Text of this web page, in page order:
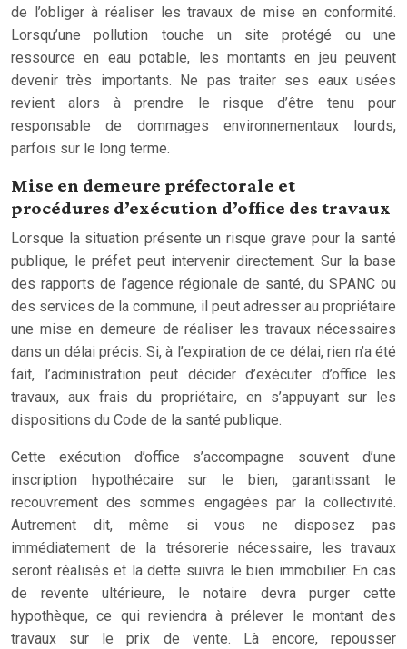
de l’obliger à réaliser les travaux de mise en conformité.
Lorsqu’une pollution touche un site protégé ou une
ressource en eau potable, les montants en jeu peuvent
devenir très importants. Ne pas traiter ses eaux usées
revient alors à prendre le risque d’être tenu pour
responsable de dommages environnementaux lourds,
parfois sur le long terme.
Mise en demeure préfectorale et
procédures d’exécution d’office des travaux
Lorsque la situation présente un risque grave pour la santé
publique, le préfet peut intervenir directement. Sur la base
des rapports de l’agence régionale de santé, du SPANC ou
des services de la commune, il peut adresser au propriétaire
une mise en demeure de réaliser les travaux nécessaires
dans un délai précis. Si, à l’expiration de ce délai, rien n’a été
fait, l’administration peut décider d’exécuter d’office les
travaux, aux frais du propriétaire, en s’appuyant sur les
dispositions du Code de la santé publique.
Cette exécution d’office s’accompagne souvent d’une
inscription hypothécaire sur le bien, garantissant le
recouvrement des sommes engagées par la collectivité.
Autrement dit, même si vous ne disposez pas
immédiatement de la trésorerie nécessaire, les travaux
seront réalisés et la dette suivra le bien immobilier. En cas
de revente ultérieure, le notaire devra purger cette
hypothèque, ce qui reviendra à prélever le montant des
travaux sur le prix de vente. Là encore, repousser